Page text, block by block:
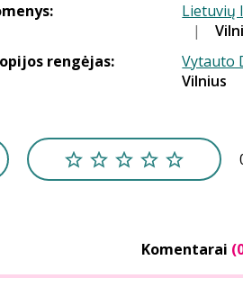
Lietuvių
|
rengėjas:
Vytauto
Vilnius
Komentarai